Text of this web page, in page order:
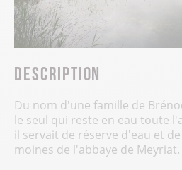
Description
Du nom d'une famille de
le seul qui reste en eau toute
il servait de réserve d'eau et
moines de l'abbaye de Meyriat.